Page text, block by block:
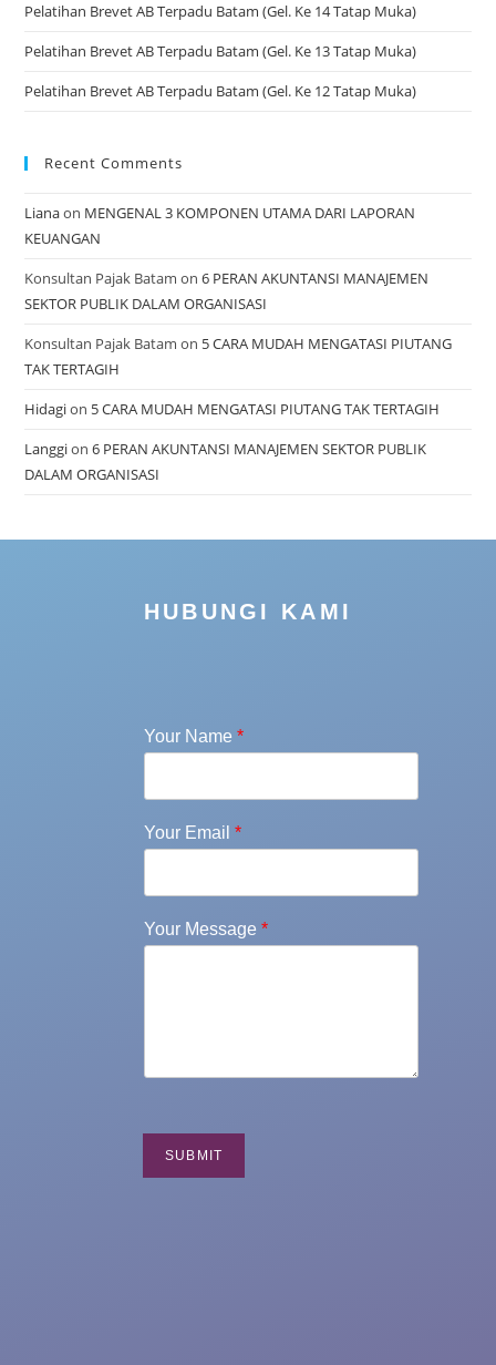
Pelatihan Brevet AB Terpadu Batam (Gel. Ke 14 Tatap Muka)
Pelatihan Brevet AB Terpadu Batam (Gel. Ke 13 Tatap Muka)
Pelatihan Brevet AB Terpadu Batam (Gel. Ke 12 Tatap Muka)
Recent Comments
Lianaon MENGENAL 3 KOMPONEN UTAMA DARI LAPORAN
KEUANGAN
Konsultan Pajak Batam on6 PERAN AKUNTANSI MANAJEMEN
SEKTOR PUBLIK DALAM ORGANISASI
Konsultan Pajak Batam on 5 CARA MUDAH MENGATASI PIUTANG
TAK TERTAGIH
Hidagion 5 CARA MUDAH MENGATASI PIUTANG TAK TERTAGIH
Langgion6 PERAN AKUNTANSI MANAJEMEN SEKTOR PUBLIK
DALAM ORGANISASI
HUBUNGI KAMI
Your Name *
Your Email *
Your Message *
SUBMIT